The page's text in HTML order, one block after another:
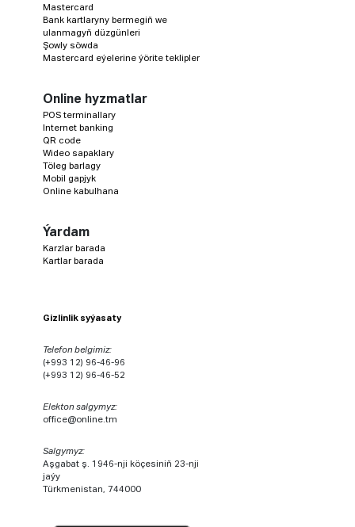
Mastercard
Bank kartlaryny bermegiň we
ulanmagyň düzgünleri
Şowly söwda
Mastercard eýelerine ýörite teklipler
Online hyzmatlar
POS terminallary
Internet banking
QR code
Wideo sapaklary
Töleg barlagy
Mobil gapjyk
Online kabulhana
Ýardam
Karzlar barada
Kartlar barada
Gizlinlik syýasaty
Telefon belgimiz:
(+993 12) 96-46-96
(+993 12) 96-46-52
Elekton salgymyz:
office@online.tm
Salgymyz:
Aşgabat ş. 1946-nji köçesiniň 23-nji
jaýy
Türkmenistan, 744000